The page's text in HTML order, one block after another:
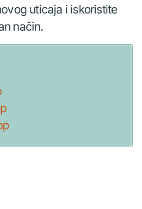
uticaja i iskoristite
način.